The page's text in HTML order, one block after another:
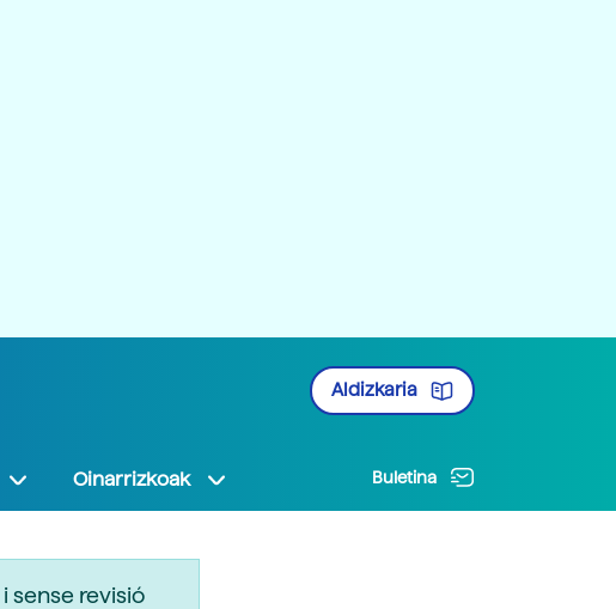
Aldizkaria
Oinarrizkoak Buletina
i sense revisió